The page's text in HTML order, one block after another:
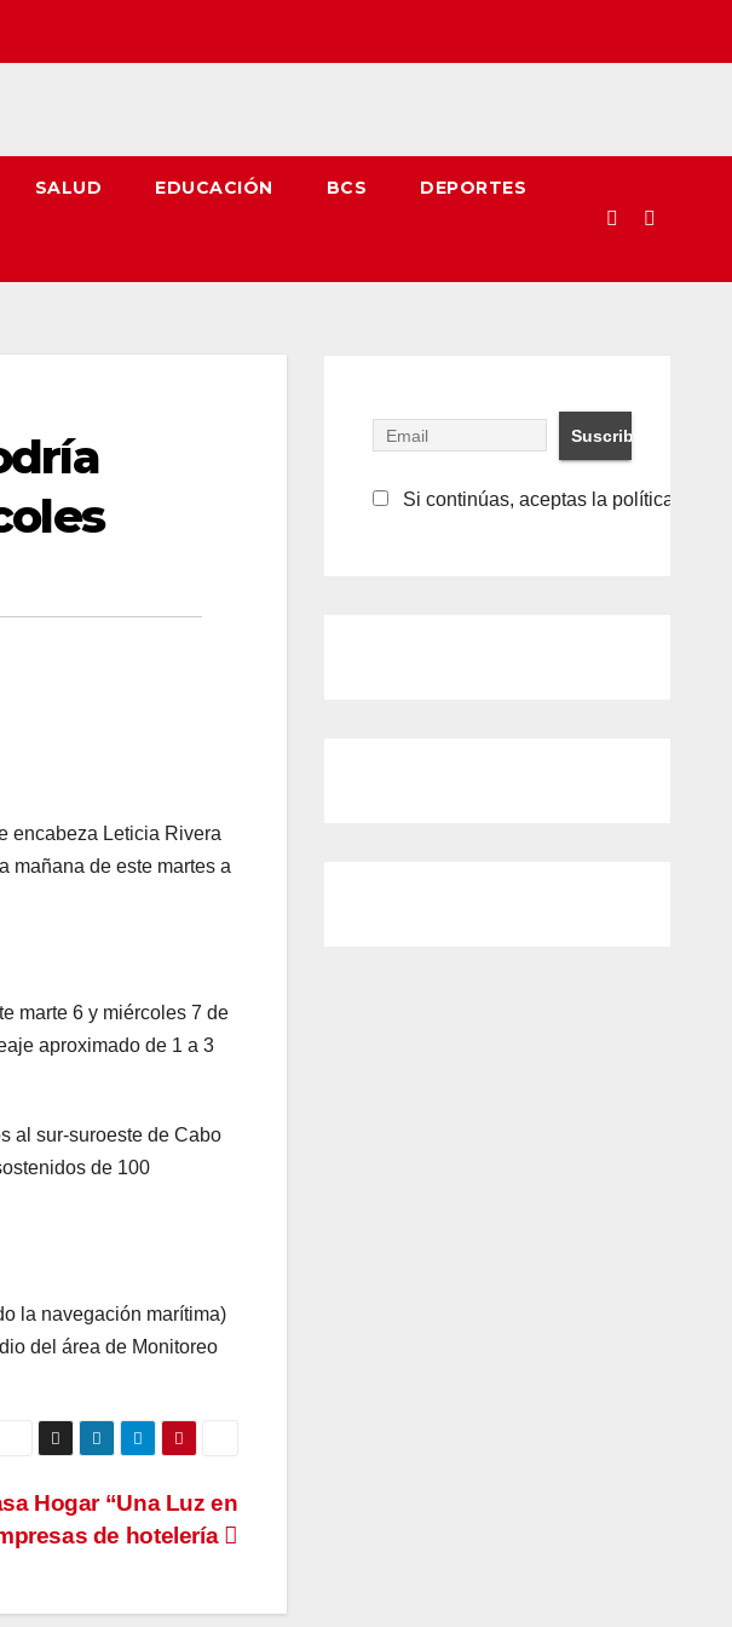
SALUD EDUCACIÓN BCS DEPORTES
encabeza Leticia Rivera
mañana de este martes a
marte 6 y miércoles 7 de
aproximado de 1 a 3
al sur-suroeste de Cabo
de 100
la navegación marítima)
del área de Monitoreo
Hogar “Una Luz en
de hotelería
Si continúas, aceptas la política de